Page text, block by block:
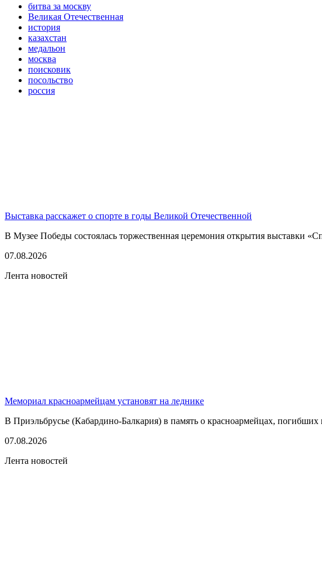
битва за москву
Великая Отечественная
история
казахстан
медальон
москва
поисковик
посольство
россия
Выставка расскажет о спорте в годы Великой Отечественной
В Музее Победы состоялась торжественная церемония открытия выставки
07.08.2026
Лента новостей
Мемориал красноармейцам установят на леднике
В Приэльбрусье (Кабардино-Балкария) в память о красноармейцах,
07.08.2026
Лента новостей